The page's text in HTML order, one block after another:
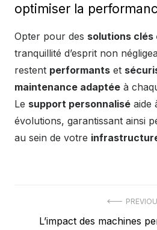
optimiser la
Opter pour des solutions clés
tranquillité d’esprit non
restent performants et
maintenance adaptée à
Le support personnalisé aide
évolutions, garantissant ainsi
au sein de votre
Previous
L’impact des machines